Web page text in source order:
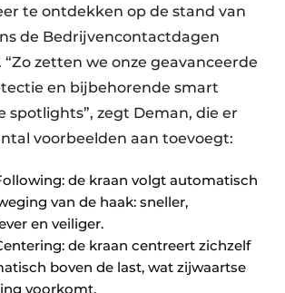
te ontdekken op de stand van
de Bedrijvencontactdagen
“Zo zetten we onze geavanceerde
en bijbehorende smart
spotlights”, zegt Deman, die er
voorbeelden aan toevoegt:
de kraan volgt automatisch
van de haak: sneller,
en veiliger.
de kraan centreert zichzelf
boven de last, wat zijwaartse
voorkomt.